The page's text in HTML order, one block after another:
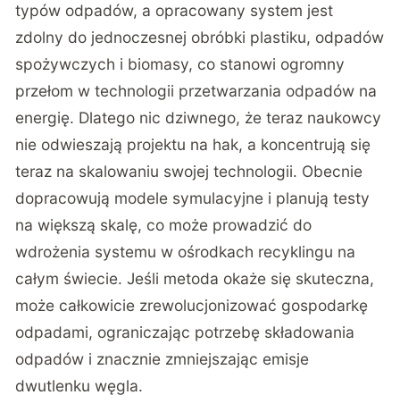
typów odpadów, a opracowany system jest
zdolny do jednoczesnej obróbki plastiku, odpadów
spożywczych i biomasy, co stanowi ogromny
przełom w technologii przetwarzania odpadów na
energię. Dlatego nic dziwnego, że teraz naukowcy
nie odwieszają projektu na hak, a koncentrują się
teraz na skalowaniu swojej technologii. Obecnie
dopracowują modele symulacyjne i planują testy
na większą skalę, co może prowadzić do
wdrożenia systemu w ośrodkach recyklingu na
całym świecie. Jeśli metoda okaże się skuteczna,
może całkowicie zrewolucjonizować gospodarkę
odpadami, ograniczając potrzebę składowania
odpadów i znacznie zmniejszając emisje
dwutlenku węgla.